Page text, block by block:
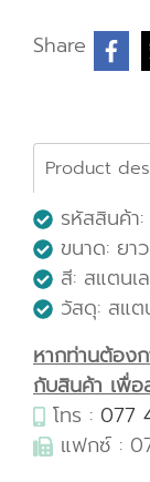
Share
Product
รหัสสินค้า:
ขนาด: ยา
สี: สแตนเ
วัสดุ: สแต
หากท่านต้อง
กับสินค้า เพื่อ
โทร : 077
แฟกซ์ :